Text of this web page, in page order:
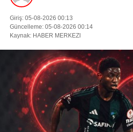
Giriş: 05-08-2026 00:13
Güncelleme: 05-08-2026 00:14
Kaynak: HABER MERKEZI